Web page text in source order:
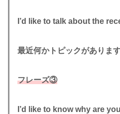
I’d like to talk about the
最近何かトピックがありま
フレーズ③
I’d like to know why are